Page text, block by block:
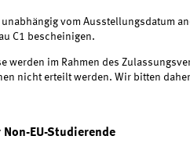
vom Ausstellungsdatum
C1 bescheinigen.
werden im Rahmen des
nicht erteilt werden. Wir bitten
Non-EU-Studierende